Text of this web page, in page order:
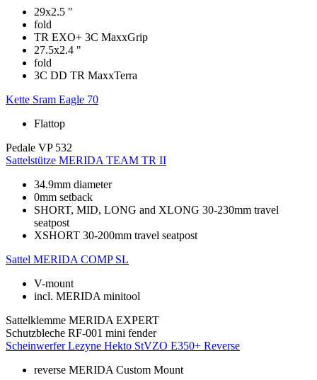
29x2.5 "
fold
TR EXO+ 3C MaxxGrip
27.5x2.4 "
fold
3C DD TR MaxxTerra
Kette Sram Eagle 70
Flattop
Pedale VP 532
Sattelstütze MERIDA TEAM TR II
34.9mm diameter
0mm setback
SHORT, MID, LONG and XLONG 30-230mm travel
seatpost
XSHORT 30-200mm travel seatpost
Sattel MERIDA COMP SL
V-mount
incl. MERIDA minitool
Sattelklemme MERIDA EXPERT
Schutzbleche RF-001 mini fender
Scheinwerfer Lezyne Hekto StVZO E350+ Reverse
reverse MERIDA Custom Mount